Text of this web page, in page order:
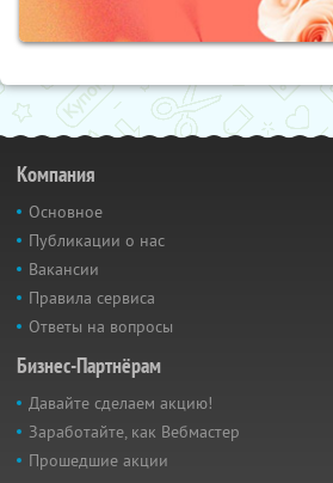
Компания
Основное
Публикации о нас
Вакансии
Правила сервиса
Ответы на вопросы
Бизнес-Партнёрам
Давайте сделаем акцию!
Заработайте, как Вебмастер
Прошедшие акции